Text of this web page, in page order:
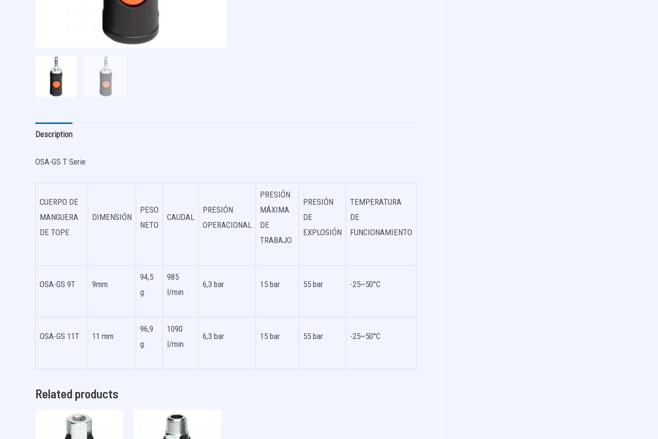
Description
OSA-GS T Serie
CUERPO DE
MANGUERA
DE TOPE
DIMENSIÓN
PESO
NETO
CAUDAL
PRESIÓN
OPERACIONAL
PRESIÓN
MÁXIMA
DE
TRABAJO
PRESIÓN
DE
EXPLOSIÓN
TEMPERATURA
DE
FUNCIONAMIENTO
OSA-GS 9T 9mm
94,5
g
985
l/min
6,3 bar 15 bar 55 bar -25~50°C
OSA-GS 11T 11 mm
96,9
g
1090
l/min
6,3 bar 15 bar 55 bar -25~50°C
Related products